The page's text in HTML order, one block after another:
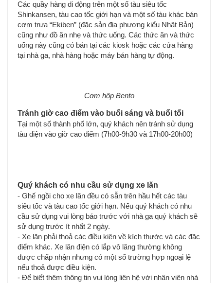
Các quầy hàng di động trên một số tàu siêu tốc
Shinkansen, tàu cao tốc giới hạn và một số tàu khác bán
cơm trưa “Ekiben” (đặc sản địa phương kiểu Nhật Bản)
cũng như đồ ăn nhẹ và thức uống. Các thức ăn và thức
uống này cũng có bán tại các kiosk hoặc các cửa hàng
tại nhà ga, nhà hàng hoặc máy bán hàng tự động.
Cơm hộp Bento
Tránh giờ cao điểm vào buổi sáng và buổi tối
Tại một số thành phố lớn, quý khách nên tránh sử dụng
tàu điện vào giờ cao điểm (7h00-9h30 và 17h00-20h00)
Quý khách có nhu cầu sử dụng xe lăn
- Ghế ngồi cho xe lăn đều có sẵn trên hầu hết các tàu
siêu tốc và tàu cao tốc giới hạn. Nếu quý khách có nhu
cầu sử dụng vui lòng báo trước với nhà ga quý khách sẽ
sử dụng trước ít nhất 2 ngày.
- Xe lăn phải thoả các điều kiện về kích thước và các đặc
điểm khác. Xe lăn điện có lắp vô lăng thường không
được chấp nhận nhưng có một số trường hợp ngoại lệ
nếu thoả được điều kiện.
- Để biết thêm thông tin vui lòng liên hệ với nhân viên nhà